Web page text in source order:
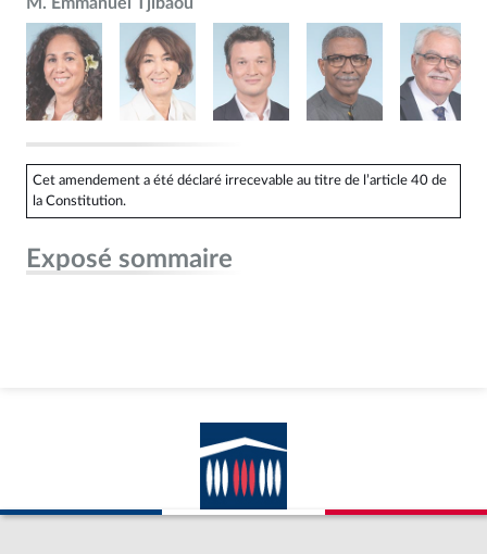
Cet amendement a été déclaré irrecevable au titre de l’article 40 de
la Constitution.
Exposé sommaire